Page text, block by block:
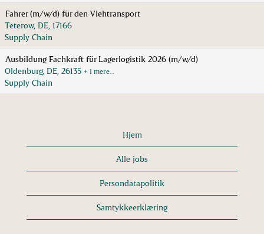
Fahrer (m/w/d) für den Viehtransport
Teterow, DE, 17166
Supply Chain
Ausbildung Fachkraft für Lagerlogistik 2026 (m/w/d)
Oldenburg, DE, 26135 + 1 mere…
Supply Chain
Hjem
Alle jobs
Persondatapolitik
Samtykkeerklæring